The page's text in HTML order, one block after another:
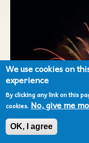
We use cookies on
experience
By clicking any link on this
cookies. No, give me
OK, I agree